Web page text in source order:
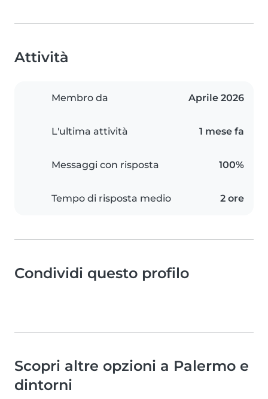
Attività
Membro da Aprile 2026
L'ultima attività 1 mese fa
Messaggi con risposta 100%
Tempo di risposta medio 2 ore
Condividi questo profilo
Scopri altre opzioni a Palermo e
dintorni